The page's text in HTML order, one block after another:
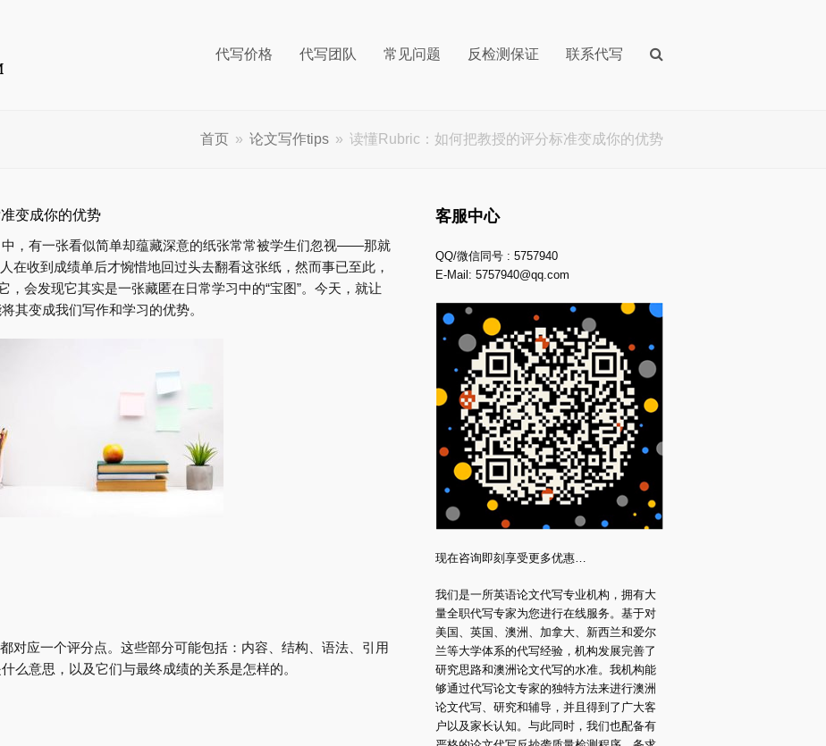
代写价格 代写团队 常见问题 反检测保证 联系代写
首页 » 论文写作tips » 读懂Rubric：如何把教授的评分标准变成你的优势
变成你的优势
，有一张看似简单却蕴藏深意的纸张常常被学生们忽视——那就
在收到成绩单后才惋惜地回过头去翻看这张纸，然而事已至此，
，会发现它其实是一张藏匿在日常学习中的“宝图”。今天，就让
其变成我们写作和学习的优势。
对应一个评分点。这些部分可能包括：内容、结构、语法、引用
么意思，以及它们与最终成绩的关系是怎样的。
客服中心
QQ/微信同号 : 5757940
E-Mail:5757940@qq.com
现在咨询即刻享受更多优惠…
我们是一所英语论文代写专业机构，拥有大
量全职代写专家为您进行在线服务。基于对
美国、英国、澳洲、加拿大、新西兰和爱尔
兰等大学体系的代写经验，机构发展完善了
研究思路和澳洲论文代写的水准。我机构能
够通过代写论文专家的独特方法来进行澳洲
论文代写、研究和辅导，并且得到了广大客
户以及家长认知。与此同时，我们也配备有